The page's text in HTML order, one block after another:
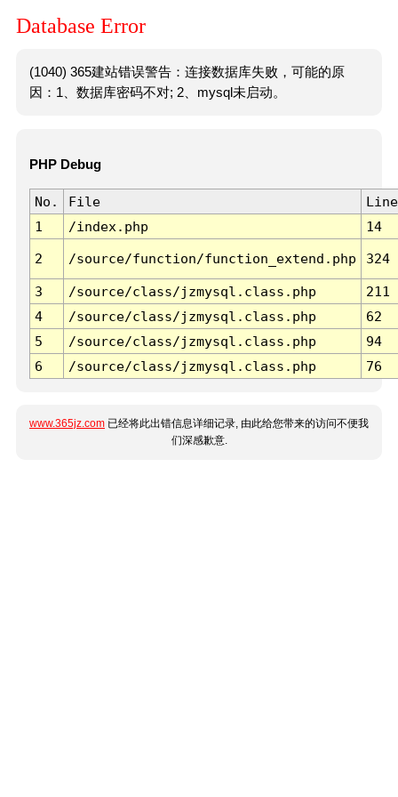
Database Error
(1040) 365建站错误警告：连接数据库失败，可能的原
因：1、数据库密码不对; 2、mysql未启动。
PHP Debug
No. File
Line
1
/index.php 14
2 /source/function/function_extend.php 324
3 /source/class/jzmysql.class.php
211
4
/source/class/jzmysql.class.php
62
5
/source/class/jzmysql.class.php
94
6
/source/class/jzmysql.class.php 76
www.365jz.com 已经将此出错信息详细记录, 由此给您带来的访问不便我
们深感歉意.